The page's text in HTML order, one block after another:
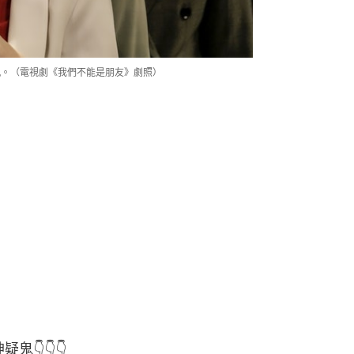
（電視劇《我們不能是朋友》劇照）
鬼👇👇👇